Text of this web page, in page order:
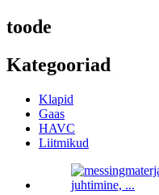
toode
Kategooriad
Klapid
Gaas
HAVC
Liitmikud